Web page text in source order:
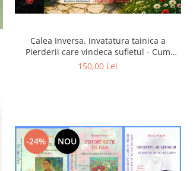
Calea Inversa. Invatatura tainica a
Pierderii care vindeca sufletul - Cum
Pierderea, durerea si renuntarea devin
150,00 Lei
-24% NOU